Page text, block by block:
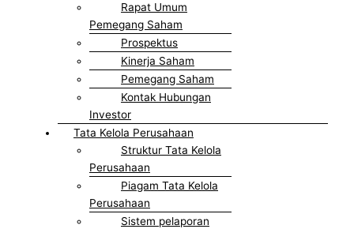
Rapat Umum
Pemegang Saham
Prospektus
Kinerja Saham
Pemegang Saham
Kontak Hubungan
Investor
Tata Kelola Perusahaan
Struktur Tata Kelola
Perusahaan
Piagam Tata Kelola
Perusahaan
Sistem pelaporan